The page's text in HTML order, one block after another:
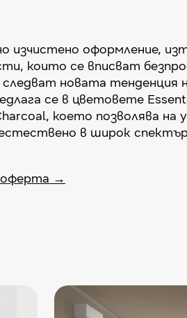
изчистено оформление,
които се вписват
новата тенденция
се в цветовете
което позволява на
в широк
→